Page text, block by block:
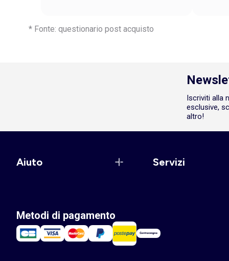
* Fonte: questionario post acquisto
Iscriviti alla
esclusive,
altro!
Aiuto Servizi
Metodi di pagamento